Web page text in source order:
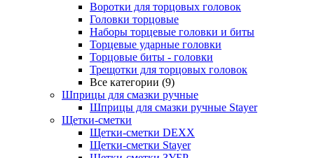
Воротки для торцовых головок
Головки торцовые
Наборы торцевые головки и биты
Торцевые ударные головки
Торцовые биты - головки
Трещотки для торцовых головок
Все категории (9)
Шприцы для смазки ручные
Шприцы для смазки ручные Stayer
Щетки-сметки
Щетки-сметки DEXX
Щетки-сметки Stayer